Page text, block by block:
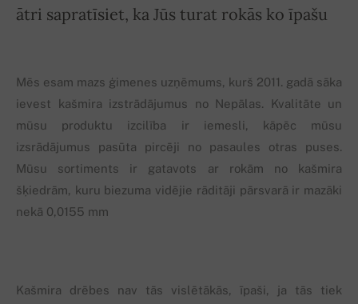
ātri sapratīsiet, ka Jūs turat rokās ko īpašu
Mēs esam mazs ģimenes uzņēmums, kurš 2011. gadā sāka
ievest kašmira izstrādājumus no Nepālas. Kvalitāte un
mūsu produktu izcilība ir iemesli, kāpēc mūsu
izsrādājumus pasūta pircēji no pasaules otras puses.
Mūsu sortiments ir gatavots ar rokām no kašmira
šķiedrām, kuru biezuma vidējie rāditāji pārsvarā ir mazāki
nekā 0,0155 mm
Kašmira drēbes nav tās vislētākās, īpaši, ja tās tiek